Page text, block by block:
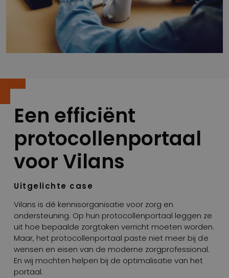
Een efficiënt
protocollenportaal
voor Vilans
Uitgelichte case
Vilans is dé kennisorganisatie voor zorg en
ondersteuning. Op hun protocollenportaal leggen ze
uit hoe bepaalde zorgtaken verricht moeten worden.
Maar, het protocollenportaal paste niet meer bij de
wensen en eisen van de moderne zorgprofessional.
En wij mochten helpen bij de optimalisatie van het
portaal.